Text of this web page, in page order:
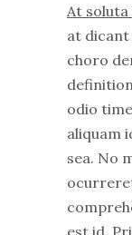
At
at
choro
odio
aliquam
sea. No
est id.